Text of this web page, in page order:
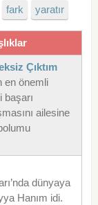
fark yaratır
Çıktım
en önemli
ailesine
dünyaya
Hanım idi.